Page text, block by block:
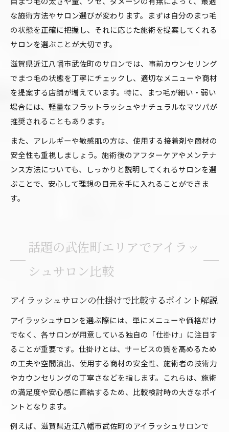
な施術方法やサロン選びが変わります。まずは自分のまつ毛
の状態を正確に把握し、それに応じた施術を提案してくれる
サロンを選ぶことが大切です。
滋賀県近江八幡市武佐町のサロンでは、事前カウンセリング
でまつ毛の状態を丁寧にチェックし、適切なメニューや商材
を提案する店舗が増えています。特に、まつ毛が細い・弱い
場合には、軽量なフラットラッシュやナチュラルなマツパが
推奨されることもあります。
また、アレルギーや敏感肌の方は、使用する接着剤や商材の
安全性も重視しましょう。施術後のアフターケアやメンテナ
ンス方法についても、しっかりと説明してくれるサロンを選
ぶことで、安心して理想の目元を手に入れることができま
す。
話題の武佐町エリアでアイラッ
シュサロン比較
アイラッシュサロンの仕掛けで比較するポイント解説
アイラッシュサロンを選ぶ際には、単にメニューや価格だけ
でなく、各サロンが用意している独自の「仕掛け」に注目す
ることが重要です。仕掛けとは、サービスの質を高めるため
の工夫や空間演出、使用する商材の安全性、施術者の技術力
やカウンセリングの丁寧さなどを指します。これらは、施術
の満足度や安心感に直結するため、比較検討時の大きなポイ
ントとなります。
例えば、滋賀県近江八幡市武佐町のアイラッシュサロンで